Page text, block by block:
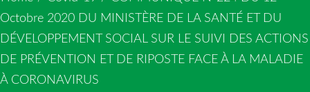
Octobre 2020 DU MINISTÈRE DE LA SANTÉ ET DU
DÉVELOPPEMENT SOCIAL SUR LE SUIVI DES ACTIONS
DE PRÉVENTION ET DE RIPOSTE FACE À LA MALADIE
À CORONAVIRUS